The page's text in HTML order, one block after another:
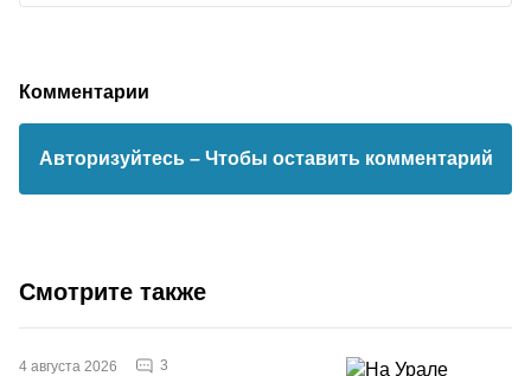
Комментарии
Авторизуйтесь – Чтобы оставить комментарий
Смотрите также
4 августа 2026 3